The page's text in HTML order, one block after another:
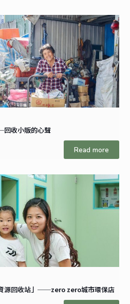
回收小販的心聲
Read more
資源回收站」──zero zero城市環保店